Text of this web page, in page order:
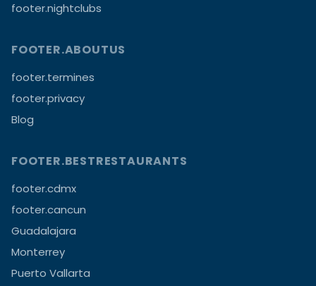
footer.nightclubs
FOOTER.ABOUTUS
footer.termines
footer.privacy
Blog
FOOTER.BESTRESTAURANTS
footer.cdmx
footer.cancun
Guadalajara
Monterrey
Puerto Vallarta